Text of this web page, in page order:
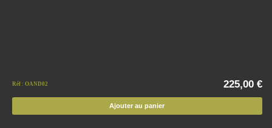
Réf : OAND02 225,00 €
Ajouter au panier